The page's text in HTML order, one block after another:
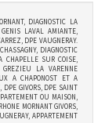
DIAGNOSTIC LA
LAVAL AMIANTE,
DPE VAUGNERAY.
DIAGNOSTIC
CHAPELLE SUR COISE,
LA VARENNE
A CHAPONOST ET A
DPE GIVORS, DPE SAINT
OU MAISON,
MORNANT GIVORS,
APPARTEMENT